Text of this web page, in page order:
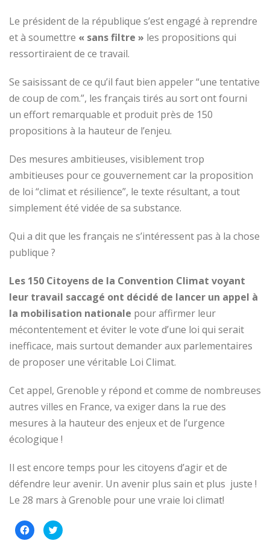
Le président de la république s’est engagé à reprendre
et à soumettre « sans filtre » les propositions qui
ressortiraient de ce travail.
Se saisissant de ce qu’il faut bien appeler “une tentative
de coup de com.”, les français tirés au sort ont fourni
un effort remarquable et produit près de 150
propositions à la hauteur de l’enjeu.
Des mesures ambitieuses, visiblement trop
ambitieuses pour ce gouvernement car la proposition
de loi “climat et résilience”, le texte résultant, a tout
simplement été vidée de sa substance.
Qui a dit que les français ne s’intéressent pas à la chose
publique ?
Les 150 Citoyens de la Convention Climat voyant
leur travail saccagé ont décidé de lancer un appel à
la mobilisation nationale pour affirmer leur
mécontentement et éviter le vote d’une loi qui serait
inefficace, mais surtout demander aux parlementaires
de proposer une véritable Loi Climat.
Cet appel, Grenoble y répond et comme de nombreuses
autres villes en France, va exiger dans la rue des
mesures à la hauteur des enjeux et de l’urgence
écologique !
Il est encore temps pour les citoyens d’agir et de
défendre leur avenir. Un avenir plus sain et plus juste !
Le 28 mars à Grenoble pour une vraie loi climat!
Cliquez
pour
Cliquez
pour